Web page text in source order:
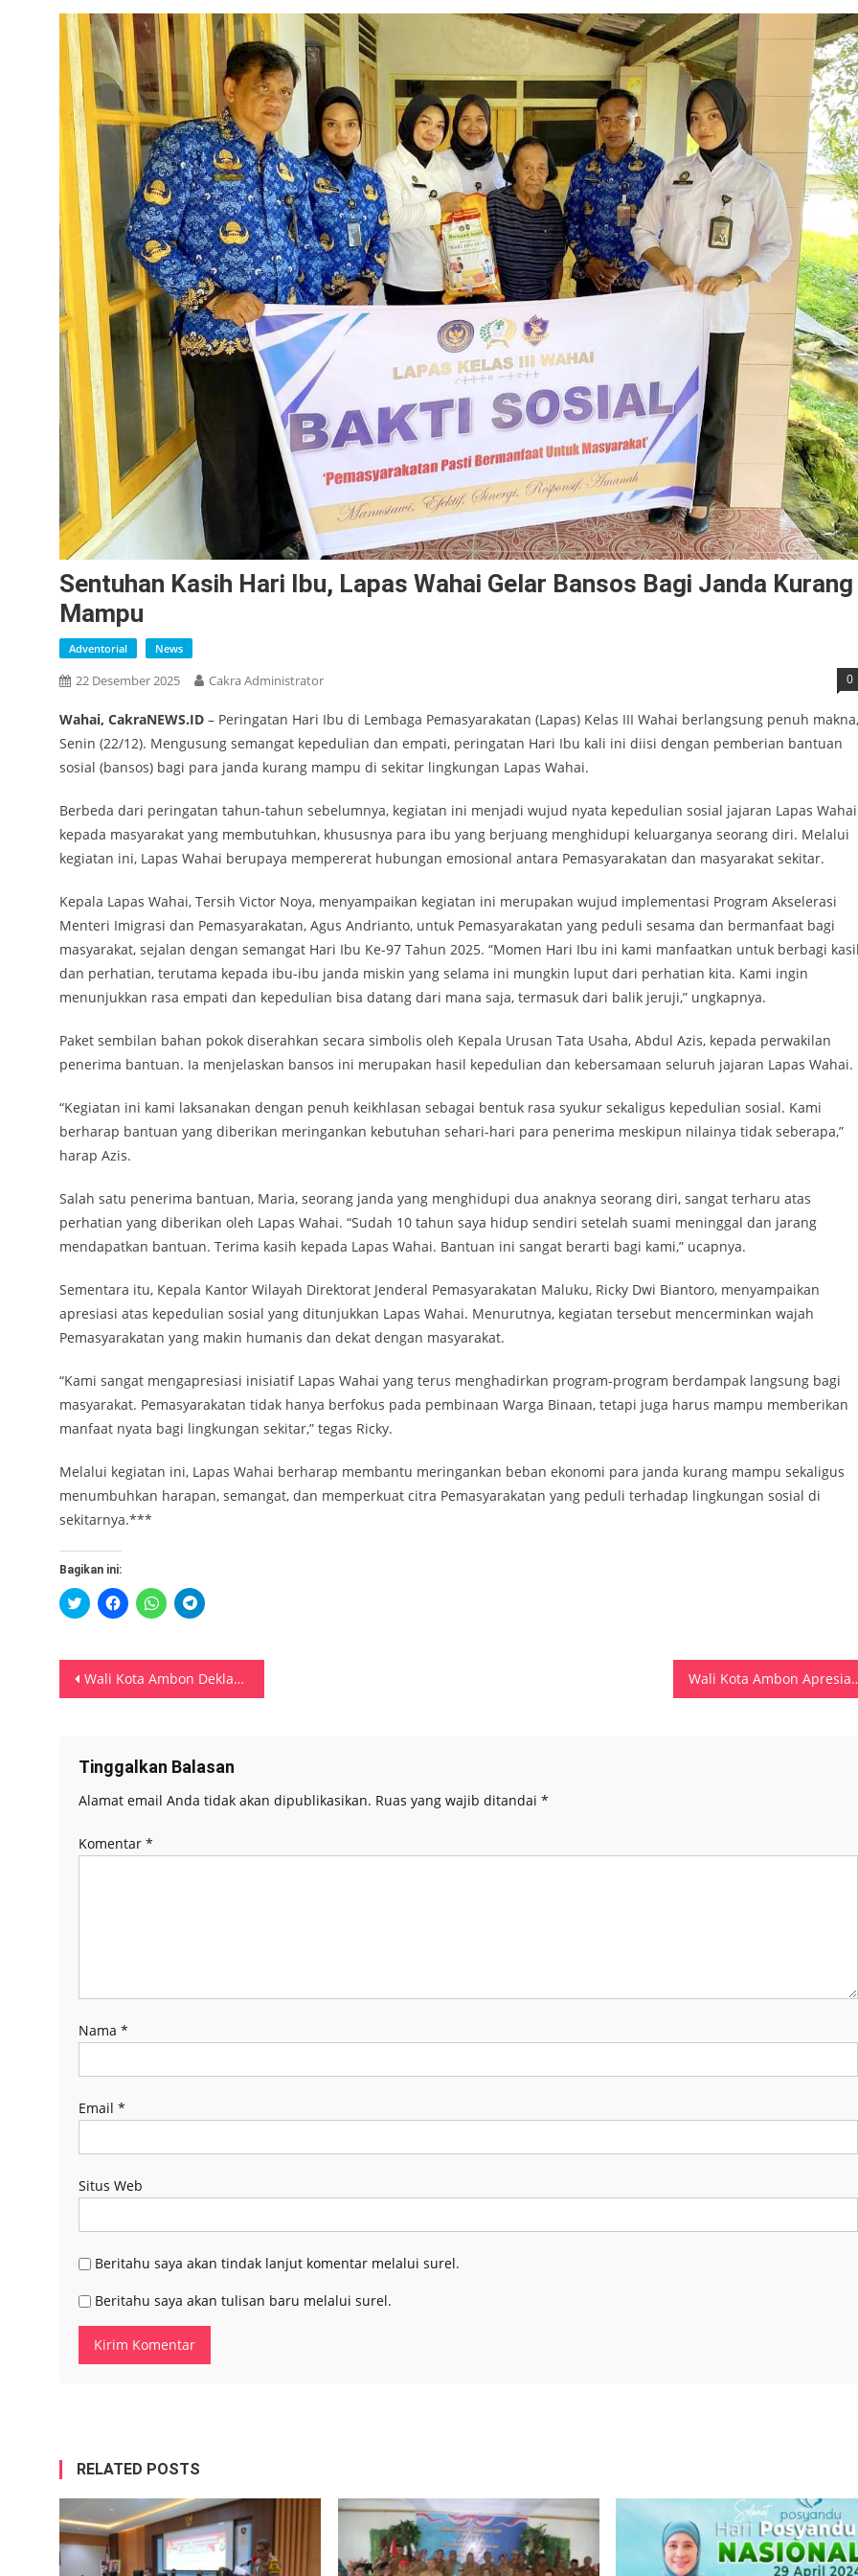
Sentuhan Kasih Hari Ibu, Lapas Wahai Gelar Bansos Bagi Janda Kurang
Mampu
Adventorial News
22 Desember 2025 Cakra Administrator 0
Wahai, CakraNEWS.ID – Peringatan Hari Ibu di Lembaga Pemasyarakatan (Lapas) Kelas III Wahai berlangsung penuh makna,
Senin (22/12). Mengusung semangat kepedulian dan empati, peringatan Hari Ibu kali ini diisi dengan pemberian bantuan
sosial (bansos) bagi para janda kurang mampu di sekitar lingkungan Lapas Wahai.
Berbeda dari peringatan tahun-tahun sebelumnya, kegiatan ini menjadi wujud nyata kepedulian sosial jajaran Lapas Wahai
kepada masyarakat yang membutuhkan, khususnya para ibu yang berjuang menghidupi keluarganya seorang diri. Melalui
kegiatan ini, Lapas Wahai berupaya mempererat hubungan emosional antara Pemasyarakatan dan masyarakat sekitar.
Kepala Lapas Wahai, Tersih Victor Noya, menyampaikan kegiatan ini merupakan wujud implementasi Program Akselerasi
Menteri Imigrasi dan Pemasyarakatan, Agus Andrianto, untuk Pemasyarakatan yang peduli sesama dan bermanfaat bagi
masyarakat, sejalan dengan semangat Hari Ibu Ke-97 Tahun 2025. “Momen Hari Ibu ini kami manfaatkan untuk berbagi
dan perhatian, terutama kepada ibu-ibu janda miskin yang selama ini mungkin luput dari perhatian kita. Kami ingin
menunjukkan rasa empati dan kepedulian bisa datang dari mana saja, termasuk dari balik jeruji,” ungkapnya.
Paket sembilan bahan pokok diserahkan secara simbolis oleh Kepala Urusan Tata Usaha, Abdul Azis, kepada perwakilan
penerima bantuan. Ia menjelaskan bansos ini merupakan hasil kepedulian dan kebersamaan seluruh jajaran Lapas Wahai.
“Kegiatan ini kami laksanakan dengan penuh keikhlasan sebagai bentuk rasa syukur sekaligus kepedulian sosial. Kami
berharap bantuan yang diberikan meringankan kebutuhan sehari-hari para penerima meskipun nilainya tidak seberapa,”
harap Azis.
Salah satu penerima bantuan, Maria, seorang janda yang menghidupi dua anaknya seorang diri, sangat terharu atas
perhatian yang diberikan oleh Lapas Wahai. “Sudah 10 tahun saya hidup sendiri setelah suami meninggal dan jarang
mendapatkan bantuan. Terima kasih kepada Lapas Wahai. Bantuan ini sangat berarti bagi kami,” ucapnya.
Sementara itu, Kepala Kantor Wilayah Direktorat Jenderal Pemasyarakatan Maluku, Ricky Dwi Biantoro, menyampaikan
apresiasi atas kepedulian sosial yang ditunjukkan Lapas Wahai. Menurutnya, kegiatan tersebut mencerminkan wajah
Pemasyarakatan yang makin humanis dan dekat dengan masyarakat.
“Kami sangat mengapresiasi inisiatif Lapas Wahai yang terus menghadirkan program-program berdampak langsung bagi
masyarakat. Pemasyarakatan tidak hanya berfokus pada pembinaan Warga Binaan, tetapi juga harus mampu memberikan
manfaat nyata bagi lingkungan sekitar,” tegas Ricky.
Melalui kegiatan ini, Lapas Wahai berharap membantu meringankan beban ekonomi para janda kurang mampu sekaligus
menumbuhkan harapan, semangat, dan memperkuat citra Pemasyarakatan yang peduli terhadap lingkungan sosial di
sekitarnya.***
Bagikan ini:
Klik
untuk
di
jendela
yang
baru)
Klik
untuk
di
jendela
yang
baru)
Klik
untuk
di
jendela
yang
baru)
Klik
untuk
di
jendela
yang
baru)
Navigasi
Wali Kota Ambon Deklarasikan Perlindungan Lingkungan, Satwa dan Tumbuhan Wali Kota Ambon
Tinggalkan Balasan
Alamat email Anda tidak akan dipublikasikan. Ruas yang wajib ditandai *
Komentar *
Nama *
Email *
Situs Web
Beritahu saya akan tindak lanjut komentar melalui surel.
Beritahu saya akan tulisan baru melalui surel.
RELATED POSTS